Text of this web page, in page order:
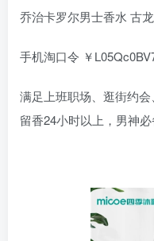
乔治卡罗尔男士香水 古
手机淘口令 ￥
满足上班职场、逛街约
留香24小时以上，男神必